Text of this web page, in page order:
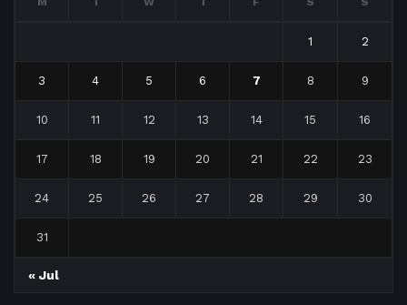
1 2
3 4 5 6 7 8 9
10 11 12 13 14 15 16
17 18 19 20 21 22 23
24 25 26 27 28 29 30
31
« Jul